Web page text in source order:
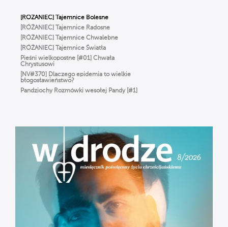
[RÓŻANIEC] Tajemnice Radosne
[RÓŻANIEC] Tajemnice Chwalebne
[RÓŻANIEC] Tajemnice Światła
Pieśni wielkopostne [#01] Chwała
Chrystusowi
[NV#370] Dlaczego epidemia to wielkie
błogosławieństwo?
Pandziochy Rozmówki wesołej Pandy [#1]
O Imieniu
[RÓŻANIEC] Tajemnice Bolesne